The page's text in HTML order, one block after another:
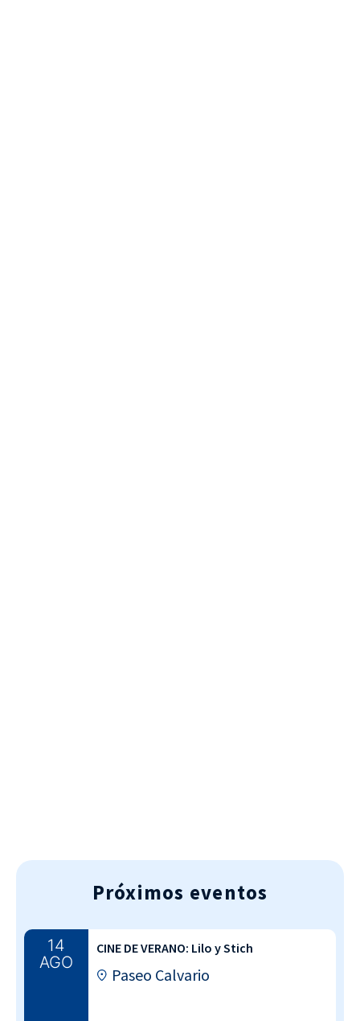
Próximos eventos
14
AGO
CINE DE VERANO: Lilo y Stich
Paseo Calvario